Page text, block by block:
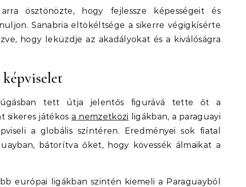
ösztönözte, hogy fejlessze képességeit és
Sanabria eltökéltsége a sikerre végigkísérte
hogy leküzdje az akadályokat és a kiválóságra
tett útja jelentős figurává tette őt a
sikeres játékos a nemzetközi ligákban, a paraguayi
a globális színtéren. Eredményei sok fiatal
bátorítva őket, hogy kövessék álmaikat a
európai ligákban szintén kiemeli a Paraguayból